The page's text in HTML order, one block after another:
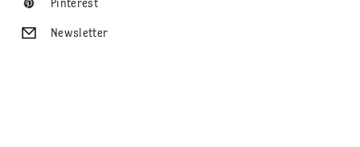
Pinterest
Newsletter